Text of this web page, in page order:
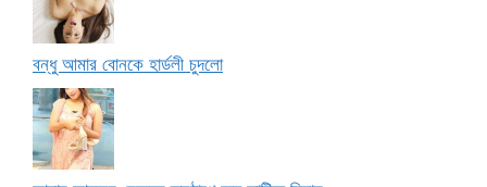
বন্ধু আমার বোনকে হার্ডলী চুদলো